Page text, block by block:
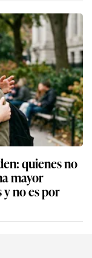
quienes no
mayor
no es por